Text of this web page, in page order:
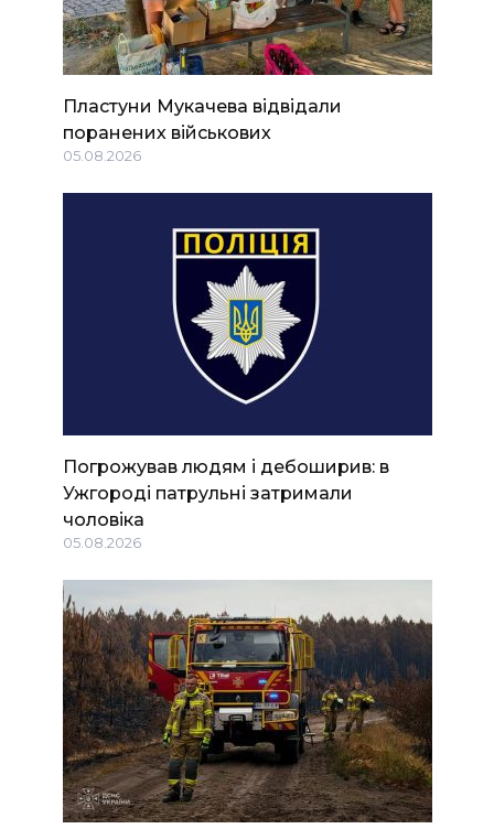
Пластуни Мукачева відвідали
поранених військових
05.08.2026
Погрожував людям і дебоширив: в
Ужгороді патрульні затримали
чоловіка
05.08.2026